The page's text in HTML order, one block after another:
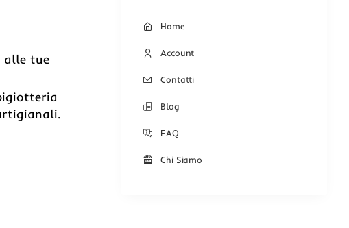
tue
Home
Account
Contatti
Blog
FAQ
Chi Siamo